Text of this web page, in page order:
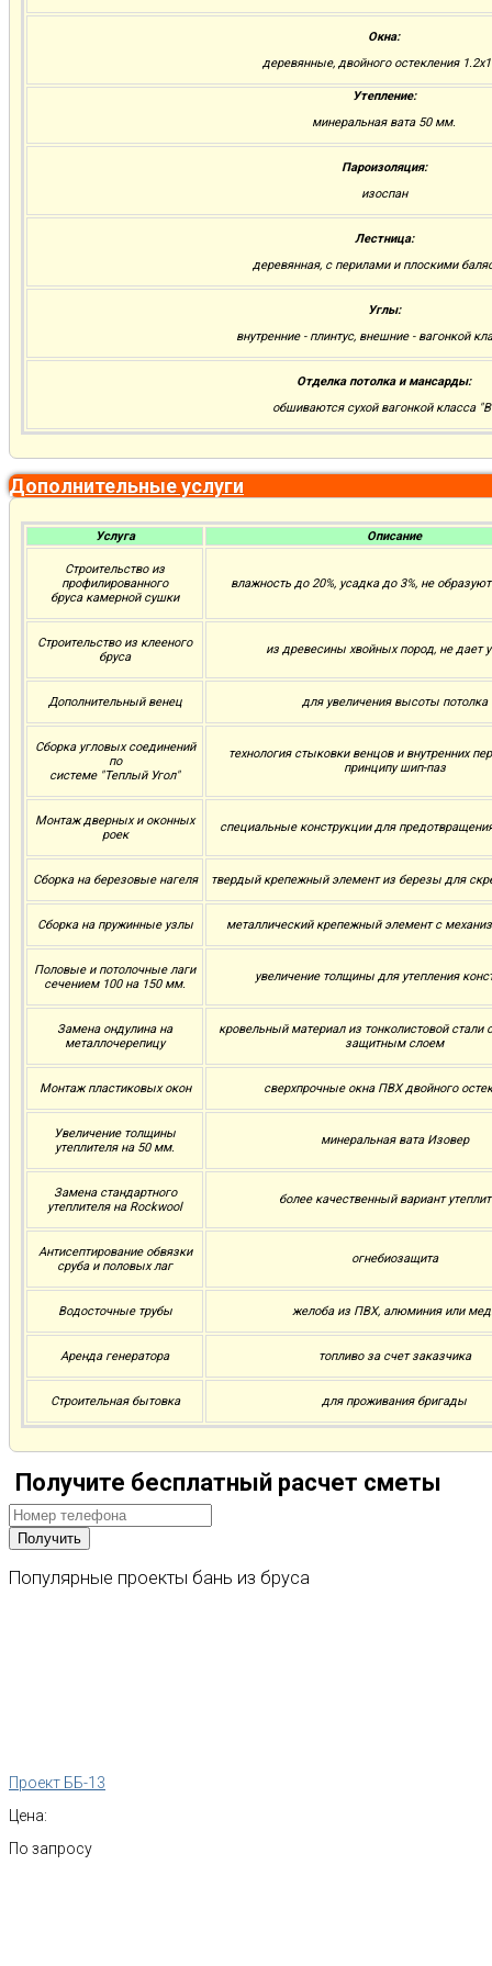
Окна:
деревянные, двойного остекления
Утепление:
минеральная вата 50 мм.
Пароизоляция:
изоспан
Лестница:
деревянная, с перилами и плоскими
Углы:
внутренние - плинтус, внешние - вагонкой
Отделка потолка и мансарды:
обшиваются сухой вагонкой класса
Дополнительные услуги
Услуга Описание
Строительство из
профилированного
бруса камерной сушки
влажность до 20%, усадка до 3%, не
Строительство из клееного
бруса
из древесины хвойных пород, не дает
Дополнительный венец для увеличения высоты потолка
Сборка угловых соединений
по
системе "Теплый Угол"
технология стыковки венцов и внутренних
принципу шип-паз
Монтаж дверных и оконных
роек
специальные конструкции для
Сборка на березовые нагеля твердый крепежный элемент из березы для
Сборка на пружинные узлы металлический крепежный элемент с
Половые и потолочные лаги
сечением 100 на 150 мм.
увеличение толщины для утепления
Замена ондулина на
металлочерепицу
кровельный материал из тонколистовой
защитным слоем
Монтаж пластиковых окон сверхпрочные окна ПВХ двойного
Увеличение толщины
утеплителя на 50 мм.
минеральная вата Изовер
Замена стандартного
утеплителя на Rockwool
более качественный вариант
Антисептирование обвязки
сруба и половых лаг
огнебиозащита
Водосточные трубы желоба из ПВХ, алюминия или
Аренда генератора топливо за счет заказчика
Строительная бытовка для проживания бригады
Получите бесплатный расчет сметы
Популярные проекты бань из бруса
Проект ББ-13
Цена:
По запросу